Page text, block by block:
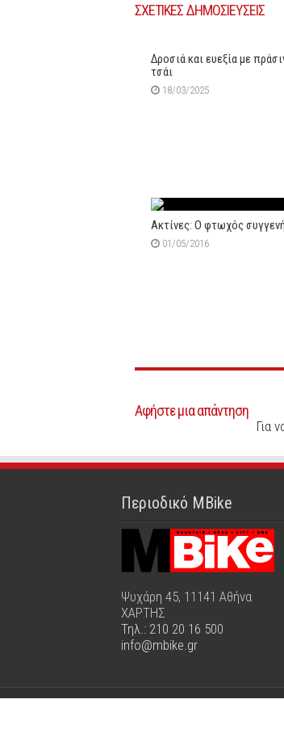
ΣΧΕΤΙΚΕΣ ΔΗΜΟΣΙΕΥΣΕΙΣ
Δροσιά και ευεξία με
τσάι
18/03/2025
Ακτίνες: Ο φτωχός
01/05/2016
Αφήστε μια απάντηση
Για
Περιοδικό MBike
Ψυχάρη 45, 11141 Αθήνα
ΧΑΡΤΗΣ
Τηλ.: 210 20 16 500
info@mbike.gr